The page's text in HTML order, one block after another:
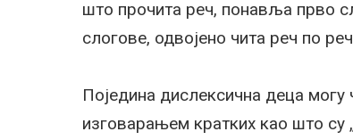
што прочита реч, понавља прво
слогове, одвојено чита реч по
Поједина дислексична деца могу
изговарањем кратких као што су